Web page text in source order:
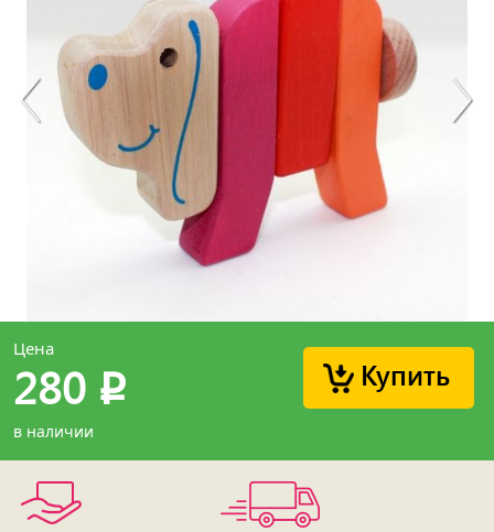
Купить
Цена
280 p
в наличии